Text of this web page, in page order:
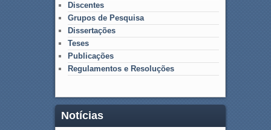
Discentes
Grupos de Pesquisa
Dissertações
Teses
Publicações
Regulamentos e Resoluções
Notícias